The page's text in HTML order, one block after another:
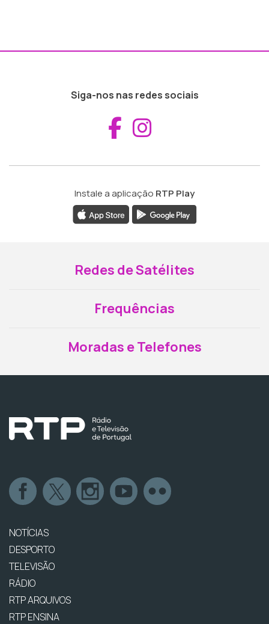
Siga-nos nas redes sociais
Aceder ao
Instale a aplicação RTP Play
Redes de Satélites
Frequências
Moradas e Telefones
NOTÍCIAS
DESPORTO
TELEVISÃO
RÁDIO
RTP ARQUIVOS
RTP ENSINA